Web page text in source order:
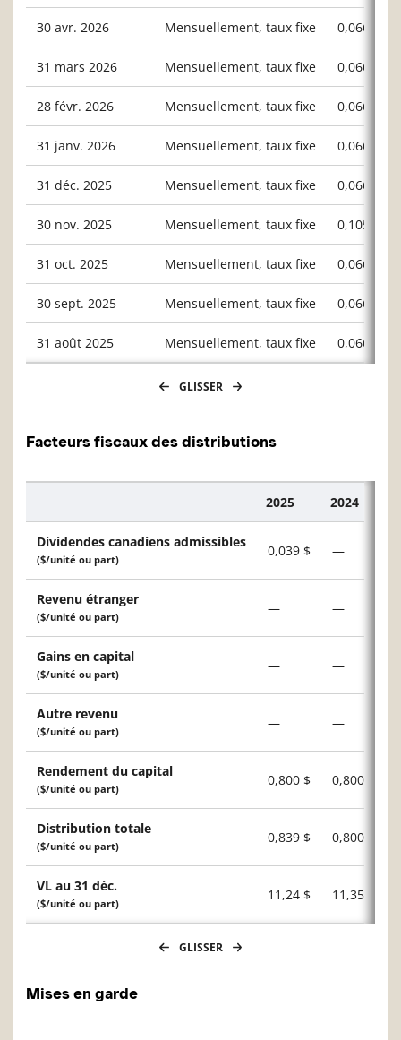
30 avr. 2026 Mensuellement, taux fixe 0,06667
31 mars 2026 Mensuellement, taux fixe 0,06667
28 févr. 2026 Mensuellement, taux fixe 0,06667
31 janv. 2026 Mensuellement, taux fixe 0,06667
31 déc. 2025 Mensuellement, taux fixe 0,06667
30 nov. 2025 Mensuellement, taux fixe 0,10588
31 oct. 2025 Mensuellement, taux fixe 0,06667
30 sept. 2025 Mensuellement, taux fixe 0,06667
31 août 2025 Mensuellement, taux fixe 0,06667
GLISSER
Facteurs fiscaux des distributions
2025 2024
Dividendes canadiens admissibles
($/unité ou part)
0,039 $ —
Revenu étranger
($/unité ou part)
— —
Gains en capital
($/unité ou part)
— —
Autre revenu
($/unité ou part)
— —
Rendement du capital
($/unité ou part)
0,800 $ 0,800 $
Distribution totale
($/unité ou part)
0,839 $ 0,800 $
VL au 31 déc.
($/unité ou part)
11,24 $ 11,35 $
GLISSER
Mises en garde